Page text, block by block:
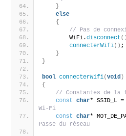
}
else
{
// Pas de
        WiFi.
disconnect ()
connecterWifi() ;
}
}
bool connecterWifi(void )
{
// Constantes de la
const
char* SSID_L =
Wi-Fi
const
char*
Passe du réseau